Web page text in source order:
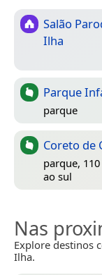
Salão
Ilha
Parque
parque
Coreto de
parque,
ao sul
Nas
Explore destinos
Ilha.